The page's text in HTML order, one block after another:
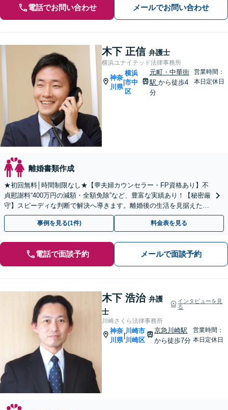
電話でお問い合わせ メールでお問い合わせ
木下 正信 弁護士
横浜ユナイテッド法律事務所
神奈
川県
|
横浜
市中
区
元町・中華街
駅 から徒歩4
分
営業時間：
本日定休日
離婚書類作成
★初回無料│時間制限なし★【💬夫婦カウンセラー・FP資格あり】不
貞慰謝料“400万円の減額・全額免除”など、豊富な実績あり！【秘密厳
守】スピーディな判断で解決へ導きます。離婚後の生活を見据えたア
ドバイス。離婚調停／養育費／熟年離婚／親権
事例を見る(1件) 料金表を見る
電話で面談予約 メールで面談予約
木下 浩治 弁護
士
インタビューを見
る
川崎さくら法律事務所
神奈
川県
|
川崎市
川崎区
京急川崎駅
から徒歩7分
営業時間：
本日定休日